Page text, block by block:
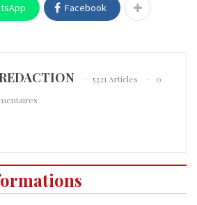
Facebook
5321 Articles
0